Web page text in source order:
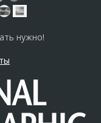
нужно!